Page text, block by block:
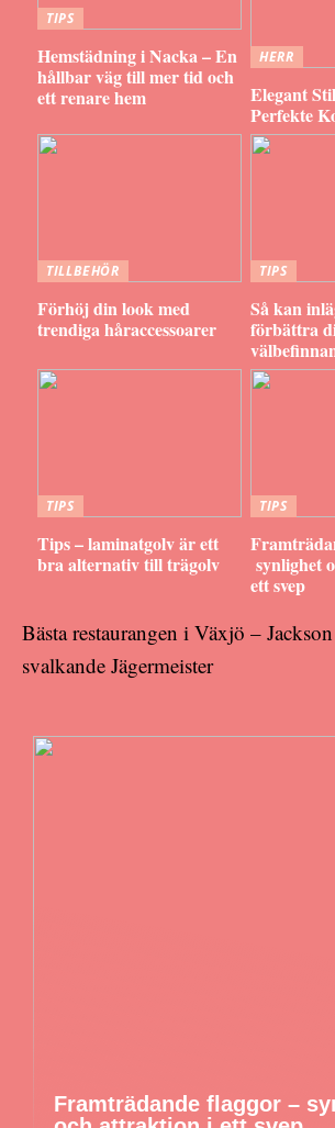
TIPS
Hemstädning i Nacka – En
hållbar väg till mer tid och
ett renare hem
HERR
Elegant
Perfekte
TILLBEHÖR
Förhöj din look med
trendiga håraccessoarer
TIPS
Så kan
förbättra
TIPS
Tips – laminatgolv är ett
bra alternativ till trägolv
TIPS
synlighet
ett svep
Bästa restaurangen i Växjö –
svalkande Jägermeister
Framträdande flaggor –